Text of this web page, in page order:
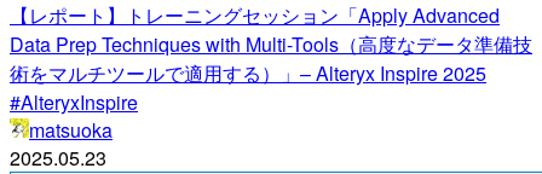
【レポート】トレーニングセッション「Apply Advanced
Data Prep Techniques with Multi-Tools（高度なデータ準備技
術をマルチツールで適用する）」– Alteryx Inspire 2025
#AlteryxInspire
matsuoka
2025.05.23